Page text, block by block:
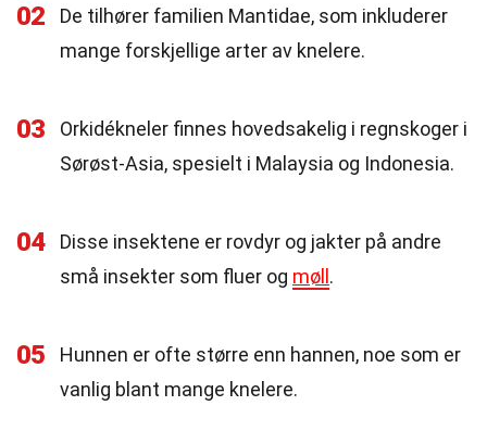
02
De tilhører familien Mantidae, som inkluderer
mange forskjellige arter av knelere.
03
Orkidékneler finnes hovedsakelig i regnskoger i
Sørøst-Asia, spesielt i Malaysia og Indonesia.
04
Disse insektene er rovdyr og jakter på andre
små insekter som fluer og møll .
05
Hunnen er ofte større enn hannen, noe som er
vanlig blant mange knelere.